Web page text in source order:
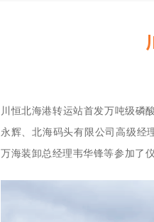
川恒北海港转运站首发万吨级磷酸
永辉、北海码头有限公司高级经
万海装卸总经理韦华锋等参加了仪